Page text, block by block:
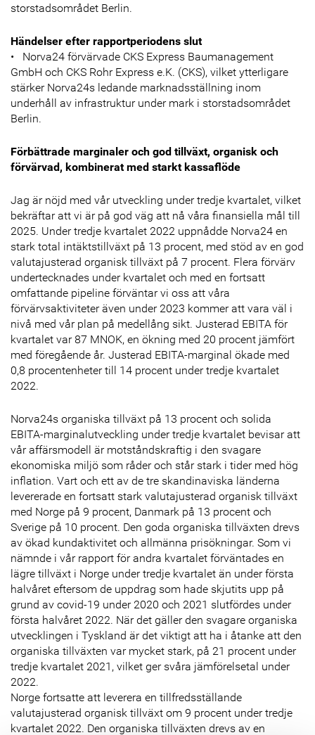
storstadsområdet Berlin.
Händelser efter rapportperiodens slut
• Norva24 förvärvade CKS Express Baumanagement
GmbH och CKS Rohr Express e.K. (CKS), vilket ytterligare
stärker Norva24s ledande marknadsställning inom
underhåll av infrastruktur under mark i storstadsområdet
Berlin.
Förbättrade marginaler och god tillväxt, organisk och
förvärvad, kombinerat med starkt kassaflöde
Jag är nöjd med vår utveckling under tredje kvartalet, vilket
bekräftar att vi är på god väg att nå våra finansiella mål till
2025. Under tredje kvartalet 2022 uppnådde Norva24 en
stark total intäktstillväxt på 13 procent, med stöd av en god
valutajusterad organisk tillväxt på 7 procent. Flera förvärv
undertecknades under kvartalet och med en fortsatt
omfattande pipeline förväntar vi oss att våra
förvärvsaktiviteter även under 2023 kommer att vara väl i
nivå med vår plan på medellång sikt. Justerad EBITA för
kvartalet var 87 MNOK, en ökning med 20 procent jämfört
med föregående år. Justerad EBITA-marginal ökade med
0,8 procentenheter till 14 procent under tredje kvartalet
2022.
Norva24s organiska tillväxt på 13 procent och solida
EBITA-marginalutveckling under tredje kvartalet bevisar att
vår affärsmodell är motståndskraftig i den svagare
ekonomiska miljö som råder och står stark i tider med hög
inflation. Vart och ett av de tre skandinaviska länderna
levererade en fortsatt stark valutajusterad organisk tillväxt
med Norge på 9 procent, Danmark på 13 procent och
Sverige på 10 procent. Den goda organiska tillväxten drevs
av ökad kundaktivitet och allmänna prisökningar. Som vi
nämnde i vår rapport för andra kvartalet förväntades en
lägre tillväxt i Norge under tredje kvartalet än under första
halvåret eftersom de uppdrag som hade skjutits upp på
grund av covid-19 under 2020 och 2021 slutfördes under
första halvåret 2022. När det gäller den svagare organiska
utvecklingen i Tyskland är det viktigt att ha i åtanke att den
organiska tillväxten var mycket stark, på 21 procent under
tredje kvartalet 2021, vilket ger svåra jämförelsetal under
2022.
Norge fortsatte att leverera en tillfredsställande
valutajusterad organisk tillväxt om 9 procent under tredje
kvartalet 2022. Den organiska tillväxten drevs av en